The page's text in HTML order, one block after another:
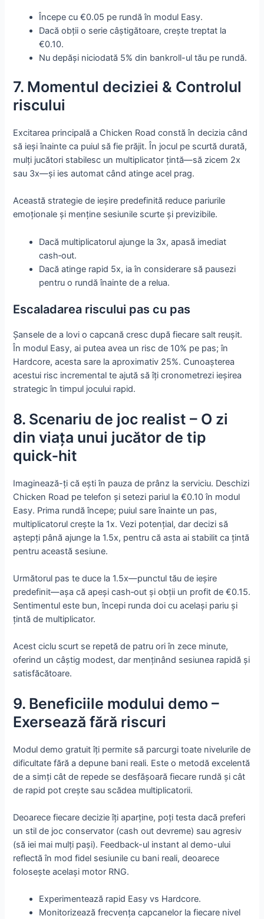
Începe cu €0.05 pe rundă în modul Easy.
Dacă obții o serie câștigătoare, crește treptat la
€0.10.
Nu depăși niciodată 5% din bankroll-ul tău pe rundă.
7. Momentul deciziei & Controlul
riscului
Excitarea principală a Chicken Road constă în decizia când
să ieși înainte ca puiul să fie prăjit. În jocul pe scurtă durată,
mulți jucători stabilesc un multiplicator țintă—să zicem 2x
sau 3x—și ies automat când atinge acel prag.
Această strategie de ieșire predefinită reduce pariurile
emoționale și menține sesiunile scurte și previzibile.
Dacă multiplicatorul ajunge la 3x, apasă imediat
cash‑out.
Dacă atinge rapid 5x, ia în considerare să pausezi
pentru o rundă înainte de a relua.
Escaladarea riscului pas cu pas
Șansele de a lovi o capcană cresc după fiecare salt reușit.
În modul Easy, ai putea avea un risc de 10% pe pas; în
Hardcore, acesta sare la aproximativ 25%. Cunoașterea
acestui risc incremental te ajută să îți cronometrezi ieșirea
strategic în timpul jocului rapid.
8. Scenariu de joc realist – O zi
din viața unui jucător de tip
quick‑hit
Imaginează-ți că ești în pauza de prânz la serviciu. Deschizi
Chicken Road pe telefon și setezi pariul la €0.10 în modul
Easy. Prima rundă începe; puiul sare înainte un pas,
multiplicatorul crește la 1x. Vezi potențial, dar decizi să
aștepți până ajunge la 1.5x, pentru că asta ai stabilit ca țintă
pentru această sesiune.
Următorul pas te duce la 1.5x—punctul tău de ieșire
predefinit—așa că apeși cash‑out și obții un profit de €0.15.
Sentimentul este bun, începi runda doi cu același pariu și
țintă de multiplicator.
Acest ciclu scurt se repetă de patru ori în zece minute,
oferind un câștig modest, dar menținând sesiunea rapidă și
satisfăcătoare.
9. Beneficiile modului demo –
Exersează fără riscuri
Modul demo gratuit îți permite să parcurgi toate nivelurile de
dificultate fără a depune bani reali. Este o metodă excelentă
de a simți cât de repede se desfășoară fiecare rundă și cât
de rapid pot crește sau scădea multiplicatorii.
Deoarece fiecare decizie îți aparține, poți testa dacă preferi
un stil de joc conservator (cash out devreme) sau agresiv
(să iei mai mulți pași). Feedback-ul instant al demo-ului
reflectă în mod fidel sesiunile cu bani reali, deoarece
folosește același motor RNG.
Experimentează rapid Easy vs Hardcore.
Monitorizează frecvența capcanelor la fiecare nivel